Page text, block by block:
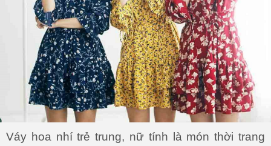
Váy hoa nhí trẻ trung, nữ tính là món thời trang